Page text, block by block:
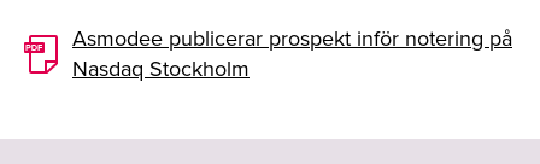
Asmodee publicerar prospekt inför notering på
Nasdaq Stockholm